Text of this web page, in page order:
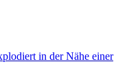
in der Nähe einer